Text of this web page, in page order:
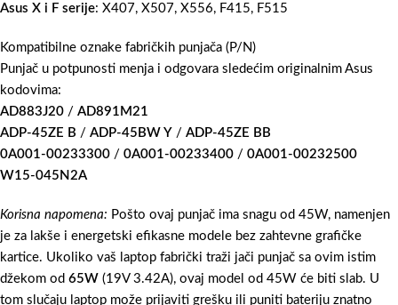
Asus X i F serije: X407, X507, X556, F415, F515
Kompatibilne oznake fabričkih punjača (P/N)
Punjač u potpunosti menja i odgovara sledećim originalnim Asus
kodovima:
AD883J20 / AD891M21
ADP-45ZE B / ADP-45BW Y / ADP-45ZE BB
0A001-00233300 / 0A001-00233400 / 0A001-00232500
W15-045N2A
Korisna napomena: Pošto ovaj punjač ima snagu od 45W, namenjen
je za lakše i energetski efikasne modele bez zahtevne grafičke
kartice. Ukoliko vaš laptop fabrički traži jači punjač sa ovim istim
džekom od 65W (19V 3.42A), ovaj model od 45W će biti slab. U
tom slučaju laptop može prijaviti grešku ili puniti bateriju znatno